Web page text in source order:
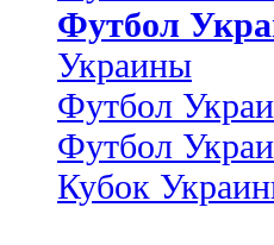
Футбол
Украины
Футбол
Футбол
Кубок